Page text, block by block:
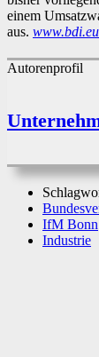
einem
aus. www.bdi.eu
Autorenprofil
IfM Bonn
Industrie